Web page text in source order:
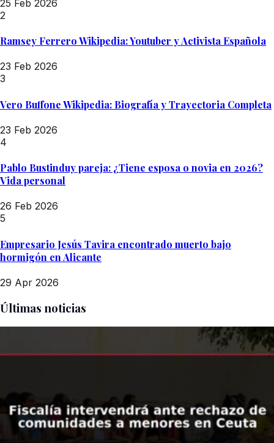
25 Feb 2026
2
Ramsey Ferrero Wikipedia: Youtuber y Activista Española
23 Feb 2026
3
Vero Buffone Wikipedia: Biografía y Trayectoria Completa
23 Feb 2026
4
Pablo Bustinduy pareja: ¿Tiene esposa o novia en 2026?
Vida personal
26 Feb 2026
5
Empresario Jesús Tavira encontrado muerto bajo
hormigón en Alicante
29 Apr 2026
Últimas noticias